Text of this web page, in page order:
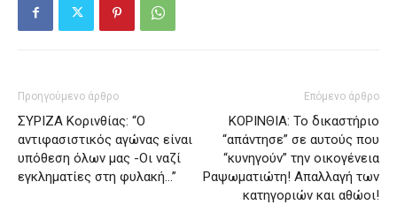
Προηγούμενο άρθρο
ΣΥΡΙΖΑ Κορινθίας: “Ο
αντιφασιστικός αγώνας είναι
υπόθεση όλων μας -Οι ναζί
εγκληματίες στη φυλακή…”
Επόμενο άρθρο
ΚΟΡΙΝΘΙΑ: Το δικαστήριο
“απάντησε” σε αυτούς που
“κυνηγούν” την οικογένεια
Ραψωματιώτη! Απαλλαγή των
κατηγοριών και αθώοι!